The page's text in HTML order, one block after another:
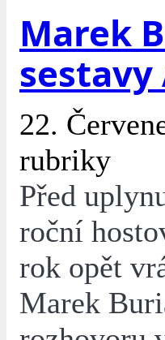
Marek
22.
rubriky
Před
roční
rok opět
Marek